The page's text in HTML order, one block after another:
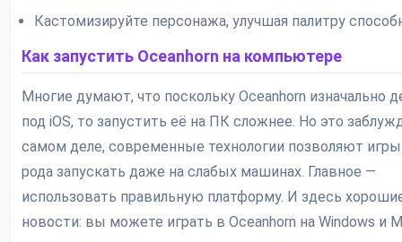
Кастомизируйте персонажа, улучшая палитру
Как запустить Oceanhorn на компьютере
Многие думают, что поскольку Oceanhorn изначально
под iOS, то запустить её на ПК сложнее. Но это
самом деле, современные технологии позволяют игры
рода запускать даже на слабых машинах. Главное —
использовать правильную платформу. И здесь
новости: вы можете играть в Oceanhorn на Windows и